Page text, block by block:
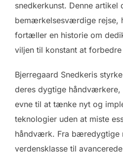
snedkerkunst. Denne artikel
bemærkelsesværdige rejse,
fortæller en historie om
viljen til konstant at
Bjerregaard Snedkeris
deres dygtige håndværkere,
evne til at tænke nyt og
teknologier uden at miste
håndværk. Fra bæredygtige
verdensklasse til